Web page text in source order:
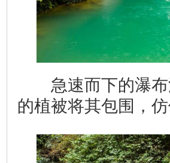
急速而下的瀑布
的植被将其包围，